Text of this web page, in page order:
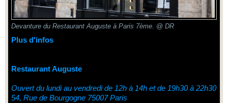
Devanture du Restaurant Auguste à Paris 7ème. @ DR
Plus d'infos
Restaurant Auguste
Ouvert du lundi au vendredi de 12h à 14h et de 19h30 à 22h30
54, Rue de Bourgogne 75007 Paris